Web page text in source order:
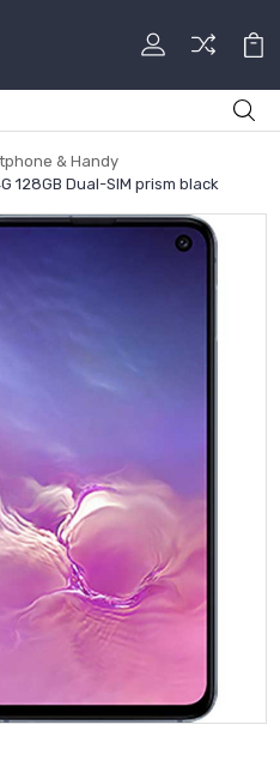
& Handy
128GB Dual-SIM prism black